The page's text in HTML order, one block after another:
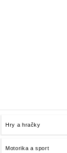
Hry a hračky
Motorika a sport